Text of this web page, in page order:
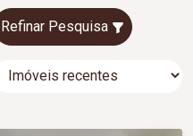
Refinar Pesquisa